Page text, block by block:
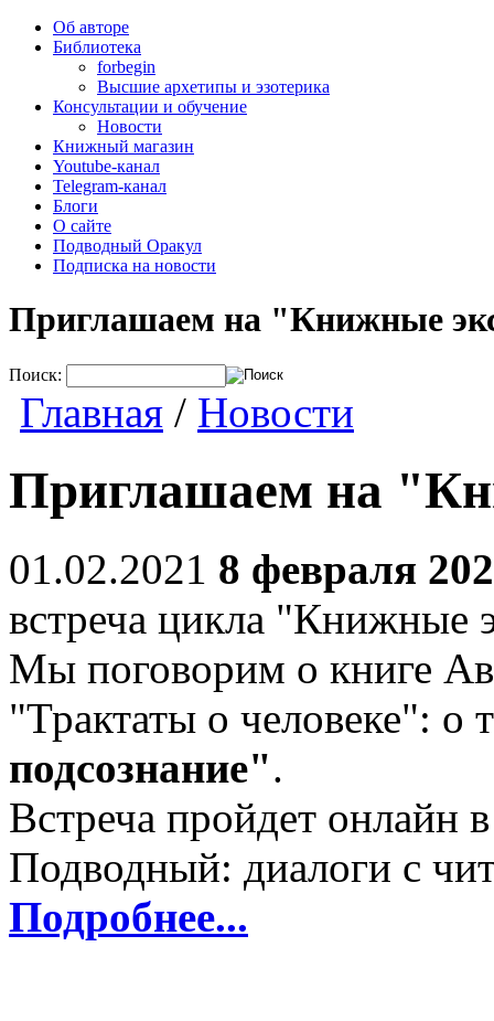
Об авторе
Библиотека
forbegin
Высшие архетипы и эзотерика
Консультации и обучение
Новости
Книжный магазин
Youtube-канал
Telegram-канал
Блоги
О сайте
Подводный Оракул
Подписка на новости
Приглашаем на "Книжные
Поиск:
Главная / Новости
Приглашаем на
01.02.2021 8 февраля
встреча цикла "Книжные
Мы поговорим о книге
"Трактаты о человеке": о
подсознание".
Встреча пройдет онлайн
Подводный: диалоги с
Подробнее...